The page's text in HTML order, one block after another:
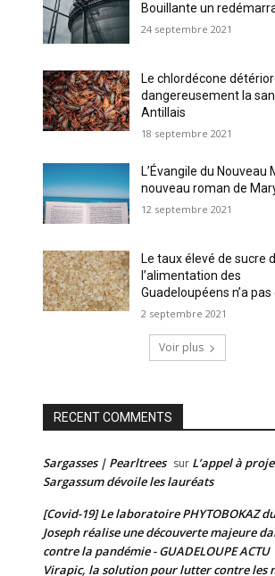
Bouillante un
24 septembre 2021
Le chlordécone
dangereusement la
Antillais
18 septembre 2021
L’Évangile du Nouveau
nouveau roman de
12 septembre 2021
Le taux élevé de sucre
l’alimentation des
Guadeloupéens n’a
2 septembre 2021
Voir plus
RECENT COMMENTS
Sargasses | Pearltrees sur L’appel à
Sargassum dévoile les lauréats
[Covid-19] Le laboratoire PHYTOBOKAZ
Joseph réalise une découverte majeure
contre la pandémie - GUADELOUPE ACTU
Virapic, la solution pour lutter contre les